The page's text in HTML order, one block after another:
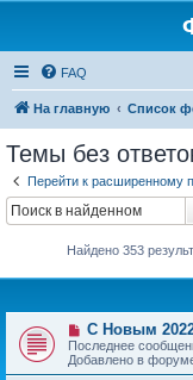
FAQ
На главную Список
Темы без
Перейти к расширенному
Найдено 353
Н
о
в
о
С Новым
Последнее
Добавлено в